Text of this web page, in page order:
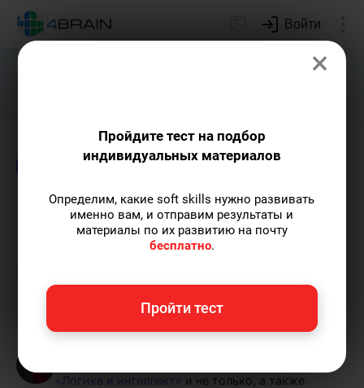
Войти
Подарим индивидуальный план
Логика и интеллект
Временные иллюзии:
почему мы ошибаемся в
Елена Ланта— автор-популяризатор
«Логика и интеллект»
и не только, а также
×
Пройдите тест на подбор
индивидуальных материалов
Определим, какие soft skills нужно развивать
именно вам, и отправим результаты и
материалы по их развитию на почту
бесплатно.
Пройти тест